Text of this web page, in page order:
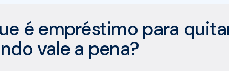
é empréstimo para
vale a pena?